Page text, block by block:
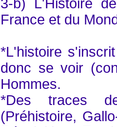
3-b) L'Histoire
France et du
*L'histoire
donc se voir
Hommes.
*Des traces
(Préhistoire,